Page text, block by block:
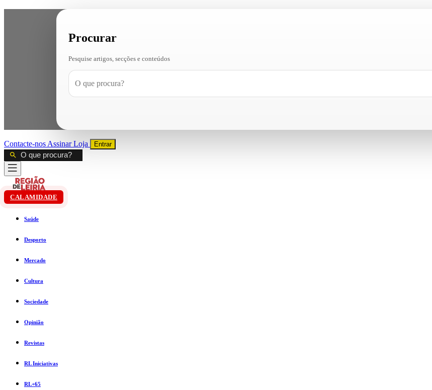
Procurar
Pesquise artigos, secções e conteúdos
Contacte-nos AssinarLoja Entrar
CALAMIDADE
Saúde
Desporto
Mercado
Cultura
Sociedade
Opinião
Revistas
RL Iniciativas
RL+65